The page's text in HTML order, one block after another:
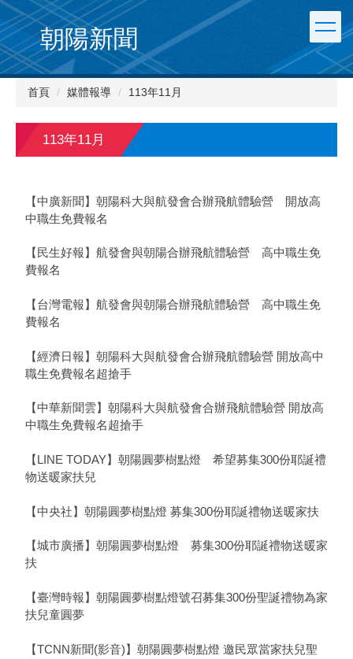
朝陽新聞
首頁 媒體報導 113年11月
113年11月
【中廣新聞】朝陽科大與航發會合辦飛航體驗營 開放高
中職生免費報名
【民生好報】航發會與朝陽合辦飛航體驗營 高中職生免
費報名
【台灣電報】航發會與朝陽合辦飛航體驗營 高中職生免
費報名
【經濟日報】朝陽科大與航發會合辦飛航體驗營 開放高中
職生免費報名超搶手
【中華新聞雲】朝陽科大與航發會合辦飛航體驗營 開放高
中職生免費報名超搶手
【LINE TODAY】朝陽圓夢樹點燈 希望募集300份耶誕禮
物送暖家扶兒
【中央社】朝陽圓夢樹點燈 募集300份耶誕禮物送暖家扶
【城市廣播】朝陽圓夢樹點燈 募集300份耶誕禮物送暖家
扶
【臺灣時報】朝陽圓夢樹點燈號召募集300份聖誕禮物為家
扶兒童圓夢
【TCNN新聞(影音)】朝陽圓夢樹點燈 邀民眾當家扶兒聖